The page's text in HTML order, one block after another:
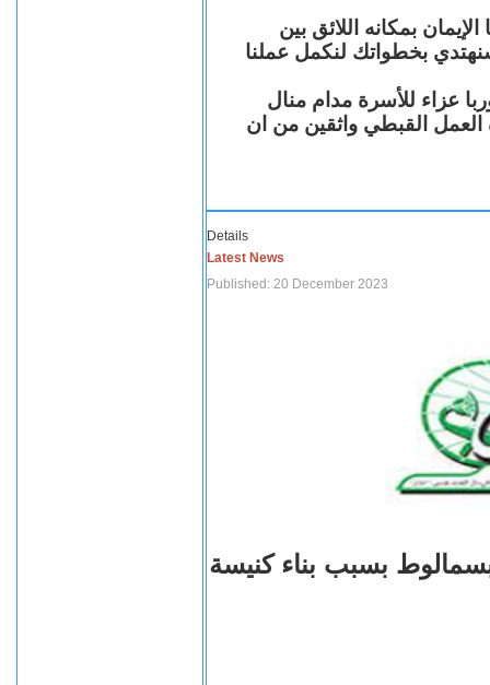
بمكانه اللائق بين
بخطواتك لنكمل عملنا
عزاء للأسرة مدام منال
العمل القبطي واثقين من ان
Details
Latest News
Published: 20 December 2023
بسبب بناء كنيسة